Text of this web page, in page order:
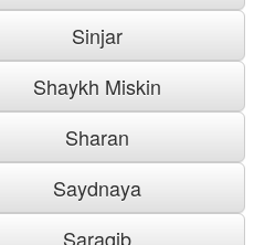
Sinjar
Shaykh Miskin
Sharan
Saydnaya
Saraqib